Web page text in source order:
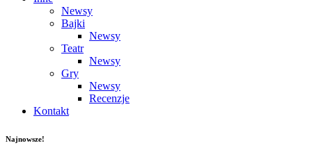
Newsy
Bajki
Newsy
Teatr
Newsy
Gry
Newsy
Recenzje
Kontakt
Najnowsze!